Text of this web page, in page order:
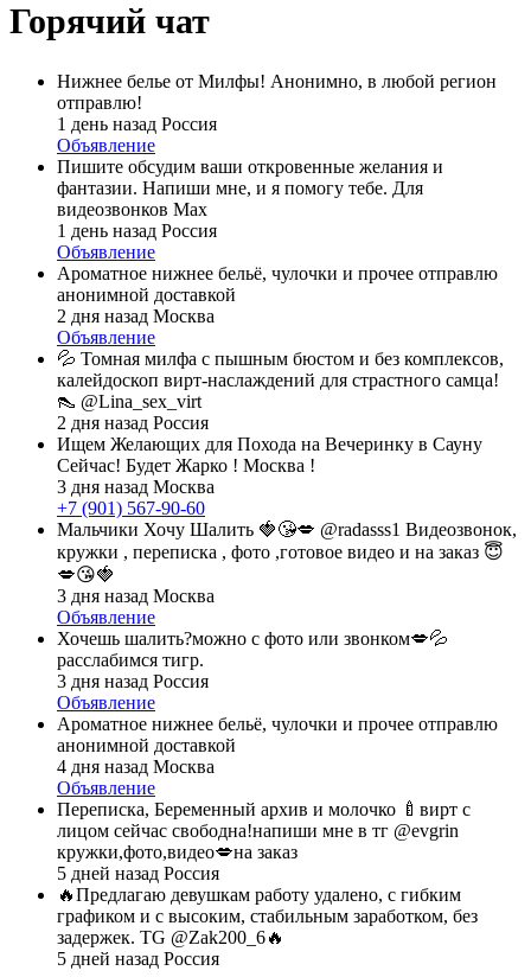
Горячий чат
Нижнее белье от Милфы! Анонимно, в любой регион
отправлю!
1 день назад Россия
Объявление
Пишите обсудим ваши откровенные желания и
фантазии. Напиши мне, и я помогу тебе. Для
видеозвонков Max
1 день назад Россия
Объявление
Ароматное нижнее бельё, чулочки и прочее отправлю
анонимной доставкой
2 дня назад Москва
Объявление
💦 Томная милфа с пышным бюстом и без комплексов,
калейдоскоп вирт-наслаждений для страстного самца!
👠 @Lina_sex_virt
2 дня назад Россия
Ищем Желающих для Похода на Вечеринку в Сауну
Сейчас! Будет Жарко ! Москва !
3 дня назад Москва
+7 (901) 567-90-60
Мальчики Хочу Шалить 🍓😘💋 @radasss1 Видеозвонок,
кружки , переписка , фото ,готовое видео и на заказ 😇
💋😘🍓
3 дня назад Москва
Объявление
Хочешь шалить?можно с фото или звонком💋💦
расслабимся тигр.
3 дня назад Россия
Объявление
Ароматное нижнее бельё, чулочки и прочее отправлю
анонимной доставкой
4 дня назад Москва
Объявление
Переписка, Беременный архив и молочко 🍼вирт с
лицом сейчас свободна!напиши мне в тг @evgrin
кружки,фото,видео💋на заказ
5 дней назад Россия
🔥Предлагаю девушкам работу удалено, с гибким
графиком и с высоким, стабильным заработком, без
задержек. TG @Zak200_6🔥
5 дней назад Россия